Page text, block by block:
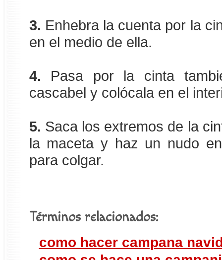
3. Enhebra la cuenta por la
en el medio de ella.
4. Pasa por la cinta
cascabel y colócala en el
5. Saca los extremos de la
la maceta y haz un nudo
para colgar.
Términos relacionados:
como hacer campana